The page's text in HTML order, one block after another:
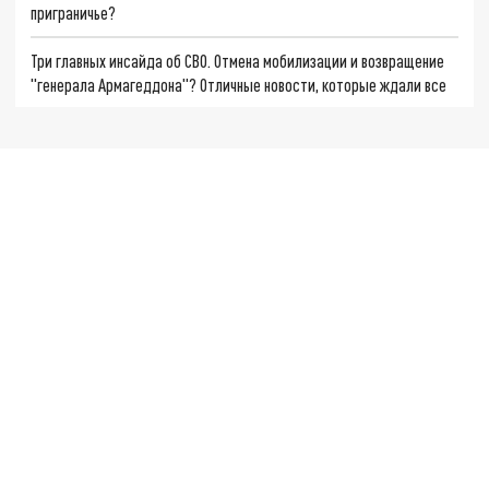
приграничье?
Три главных инсайда об СВО. Отмена мобилизации и возвращение
"генерала Армагеддона"? Отличные новости, которые ждали все